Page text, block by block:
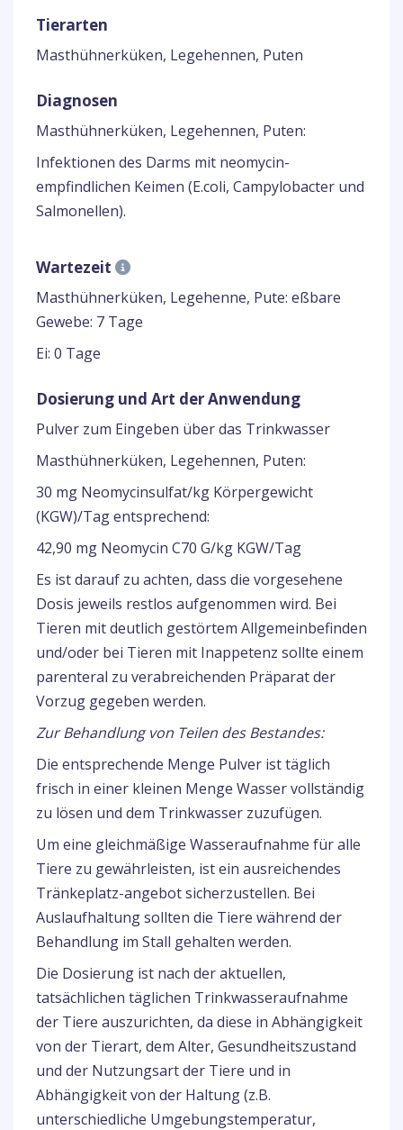
Tierarten
Masthühnerküken, Legehennen, Puten
Diagnosen
Masthühnerküken, Legehennen, Puten:
Infektionen des Darms mit neomycin-
empfindlichen Keimen (E.coli, Campylobacter und
Salmonellen).
Wartezeit
Masthühnerküken, Legehenne, Pute: eßbare
Gewebe: 7 Tage
Ei: 0 Tage
Dosierung und Art der Anwendung
Pulver zum Eingeben über das Trinkwasser
Masthühnerküken, Legehennen, Puten:
30 mg Neomycinsulfat/kg Körpergewicht
(KGW)/Tag entsprechend:
42,90 mg Neomycin C70 G/kg KGW/Tag
Es ist darauf zu achten, dass die vorgesehene
Dosis jeweils restlos aufgenommen wird. Bei
Tieren mit deutlich gestörtem Allgemeinbefinden
und/oder bei Tieren mit Inappetenz sollte einem
parenteral zu verabreichenden Präparat der
Vorzug gegeben werden.
Zur Behandlung von Teilen des Bestandes:
Die entsprechende Menge Pulver ist täglich
frisch in einer kleinen Menge Wasser vollständig
zu lösen und dem Trinkwasser zuzufügen.
Um eine gleichmäßige Wasseraufnahme für alle
Tiere zu gewährleisten, ist ein ausreichendes
Tränkeplatz-angebot sicherzustellen. Bei
Auslaufhaltung sollten die Tiere während der
Behandlung im Stall gehalten werden.
Die Dosierung ist nach der aktuellen,
tatsächlichen täglichen Trinkwasseraufnahme
der Tiere auszurichten, da diese in Abhängigkeit
von der Tierart, dem Alter, Gesundheitszustand
und der Nutzungsart der Tiere und in
Abhängigkeit von der Haltung (z.B.
unterschiedliche Umgebungstemperatur,